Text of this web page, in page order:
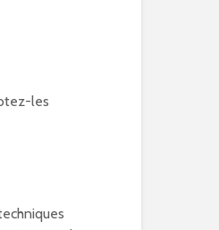
les